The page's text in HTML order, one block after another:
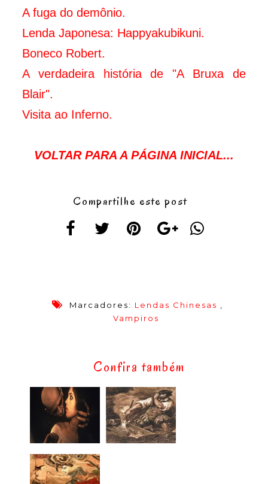
A fuga do demônio.
Lenda Japonesa: Happyakubikuni.
Boneco Robert.
A verdadeira história de "A Bruxa de
Blair".
Visita ao Inferno.
VOLTAR PARA A PÁGINA INICIAL...
Compartilhe este post
Marcadores: Lendas Chinesas ,
Vampiros
Confira também